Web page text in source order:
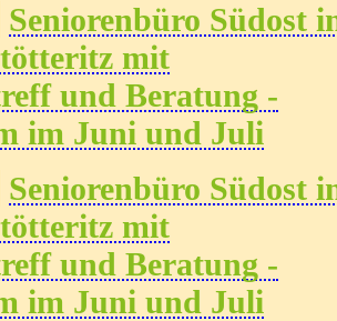
Seniorenbüro Südost
mit
und Beratung -
im Juni und Juli
Seniorenbüro Südost
mit
und Beratung -
im Juni und Juli